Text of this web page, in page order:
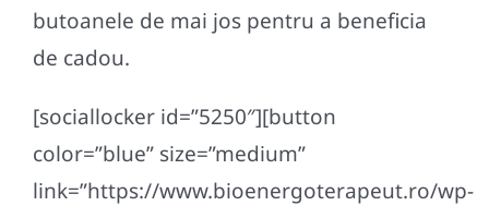
butoanele de mai jos pentru a beneficia
de cadou.
[sociallocker id=”5250″][button
color=”blue” size=”medium”
link=”https://www.bioenergoterapeut.ro/wp-